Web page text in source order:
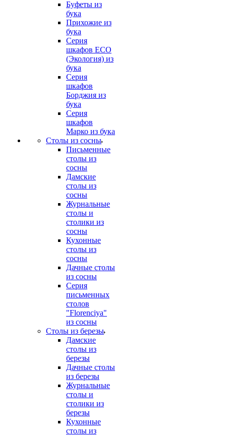
Буфеты из
бука
Прихожие из
бука
Серия
шкафов ECO
(Экология) из
бука
Серия
шкафов
Борджия из
бука
Серия
шкафов
Марко из бука
Столы из сосны
Письменные
столы из
сосны
Дамские
столы из
сосны
Журнальные
столы и
столики из
сосны
Кухонные
столы из
сосны
Дачные столы
из сосны
Серия
письменных
столов
"Florenciya"
из сосны
Столы из березы
Дамские
столы из
березы
Дачные столы
из березы
Журнальные
столы и
столики из
березы
Кухонные
столы из